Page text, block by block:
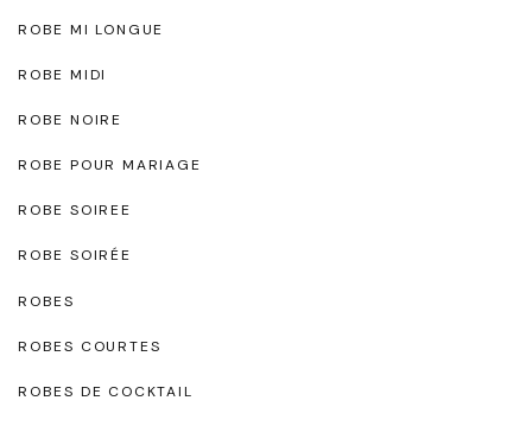
ROBE MI LONGUE
ROBE MIDI
ROBE NOIRE
ROBE POUR MARIAGE
ROBE SOIREE
ROBE SOIRÉE
ROBES
ROBES COURTES
ROBES DE COCKTAIL